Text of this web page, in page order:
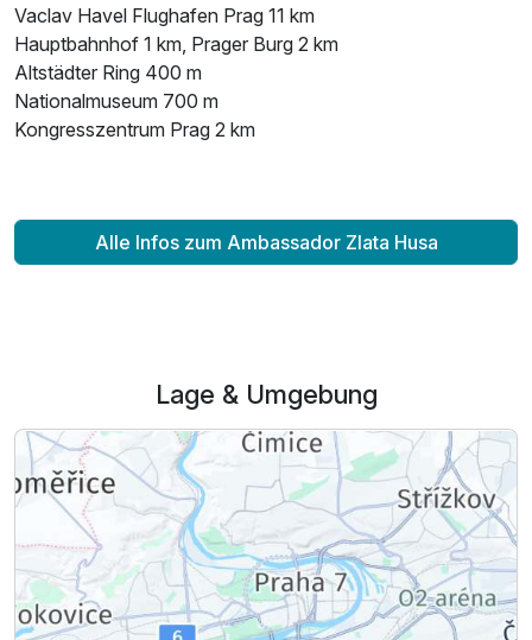
Vaclav Havel Flughafen Prag 11 km
Hauptbahnhof 1 km, Prager Burg 2 km
Altstädter Ring 400 m
Nationalmuseum 700 m
Kongresszentrum Prag 2 km
Alle Infos zum Ambassador Zlata Husa
Lage & Umgebung